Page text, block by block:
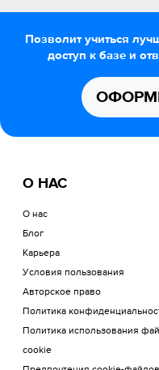
Позволит учиться
доступ к базе и
О НАС
О нас
Блог
Карьера
Условия пользования
Авторское право
Политика
Политика использования
cookie